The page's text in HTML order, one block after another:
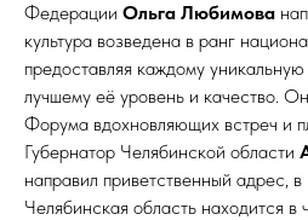
Федерации Ольга Любимова
культура возведена в ранг
предоставляя каждому
лучшему её уровень и качество.
Форума вдохновляющих встреч и
Губернатор Челябинской области
направил приветственный адрес, в
Челябинская область находится в